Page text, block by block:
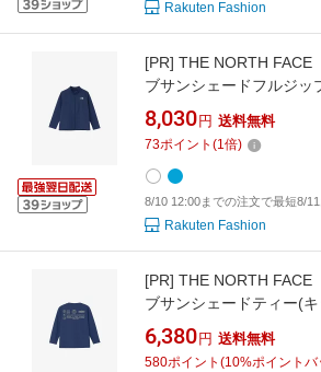
Rakuten Fashion
[PR] THE NORTH FACE
ブサンシェードフルジッ
トドラー) ザ・ノース・
グッズ ラッシュガード
無料】
8,030 円 送料無料
73ポイント (1倍)
8/10 12:00までの注文で最短8/
Rakuten Fashion
[PR] THE NORTH FACE
ブサンシェードティー(
ェイス 水着・スイムグッ
ルー ホワイト【送料無料
6,380 円 送料無料
580ポイント (10%ポイントバ